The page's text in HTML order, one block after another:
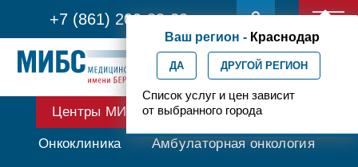
+7 (861) 200-83-22
Ваш регион - Краснодар
ДА ДРУГОЙ РЕГИОН
Список услуг и цен зависит
от выбранного города
Центры МИБС Протонная терапия
Онкоклиника Амбулаторная онкология